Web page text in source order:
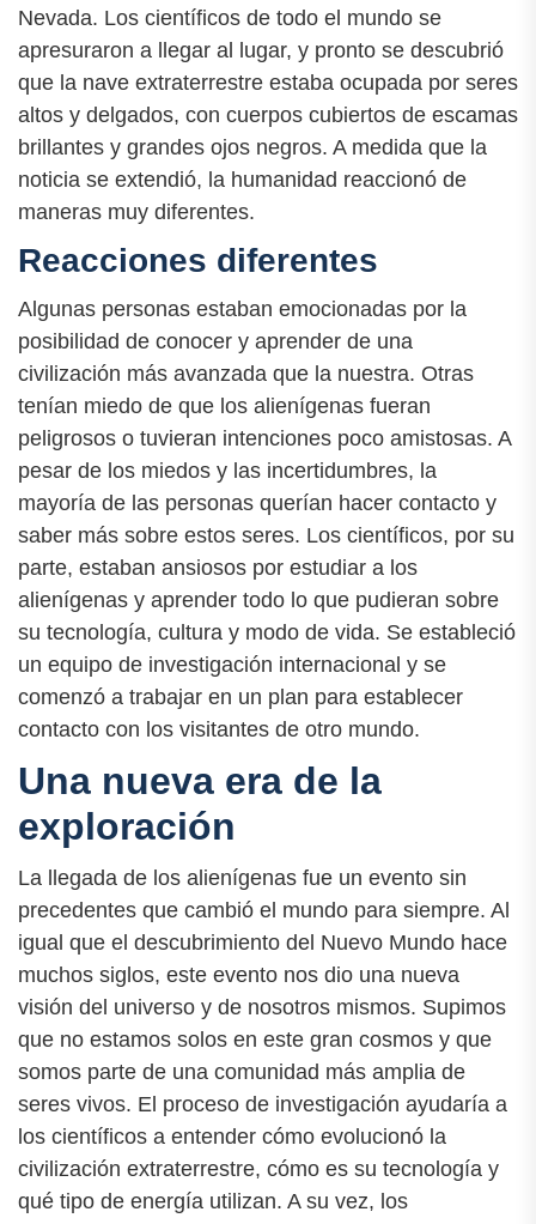
Nevada. Los científicos de todo el mundo se
apresuraron a llegar al lugar, y pronto se descubrió
que la nave extraterrestre estaba ocupada por seres
altos y delgados, con cuerpos cubiertos de escamas
brillantes y grandes ojos negros. A medida que la
noticia se extendió, la humanidad reaccionó de
maneras muy diferentes.
Reacciones diferentes
Algunas personas estaban emocionadas por la
posibilidad de conocer y aprender de una
civilización más avanzada que la nuestra. Otras
tenían miedo de que los alienígenas fueran
peligrosos o tuvieran intenciones poco amistosas. A
pesar de los miedos y las incertidumbres, la
mayoría de las personas querían hacer contacto y
saber más sobre estos seres. Los científicos, por su
parte, estaban ansiosos por estudiar a los
alienígenas y aprender todo lo que pudieran sobre
su tecnología, cultura y modo de vida. Se estableció
un equipo de investigación internacional y se
comenzó a trabajar en un plan para establecer
contacto con los visitantes de otro mundo.
Una nueva era de la
exploración
La llegada de los alienígenas fue un evento sin
precedentes que cambió el mundo para siempre. Al
igual que el descubrimiento del Nuevo Mundo hace
muchos siglos, este evento nos dio una nueva
visión del universo y de nosotros mismos. Supimos
que no estamos solos en este gran cosmos y que
somos parte de una comunidad más amplia de
seres vivos. El proceso de investigación ayudaría a
los científicos a entender cómo evolucionó la
civilización extraterrestre, cómo es su tecnología y
qué tipo de energía utilizan. A su vez, los